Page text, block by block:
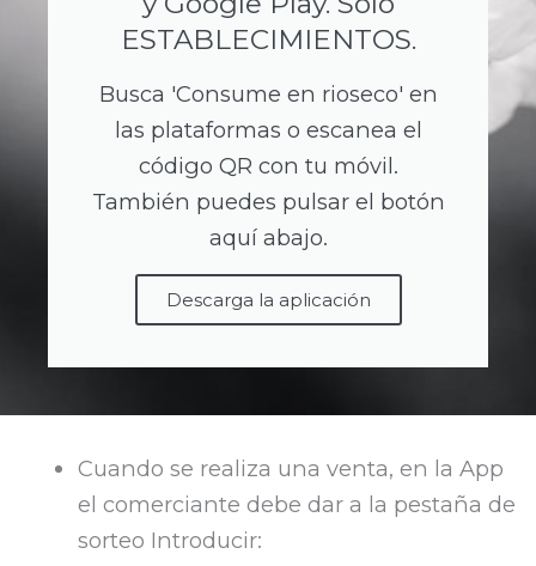
ESTABLECIMIENTOS.
Busca 'Consume en rioseco' en
las plataformas o escanea el
código QR con tu móvil.
También puedes pulsar el botón
aquí abajo.
Descarga la aplicación
Cuando se realiza una venta, en la App
el comerciante debe dar a la pestaña de
sorteo Introducir: